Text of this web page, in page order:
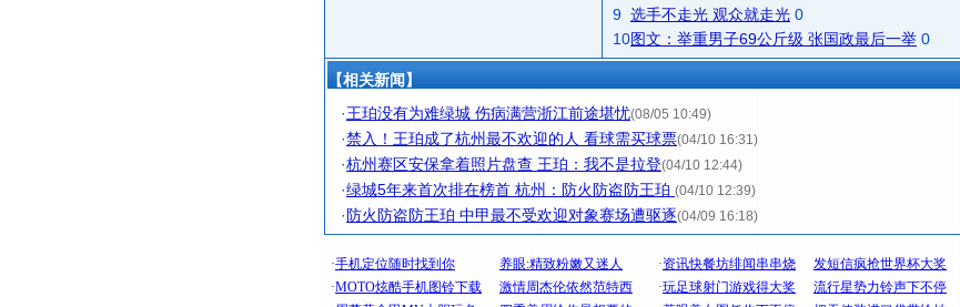
9 选手不走光 观众就走光 0
10图文：举重男子69公斤级 张国政最后一举 0
【相关新闻】
·王珀没有为难绿城 伤病满营浙江前途堪忧(08/05 10:49)
·禁入！王珀成了杭州最不欢迎的人 看球需买球票(04/10 16:31)
·杭州赛区安保拿着照片盘查 王珀：我不是拉登(04/10 12:44)
·绿城5年来首次排在榜首 杭州：防火防盗防王珀 (04/10 12:39)
·防火防盗防王珀 中甲最不受欢迎对象赛场遭驱逐(04/09 16:18)